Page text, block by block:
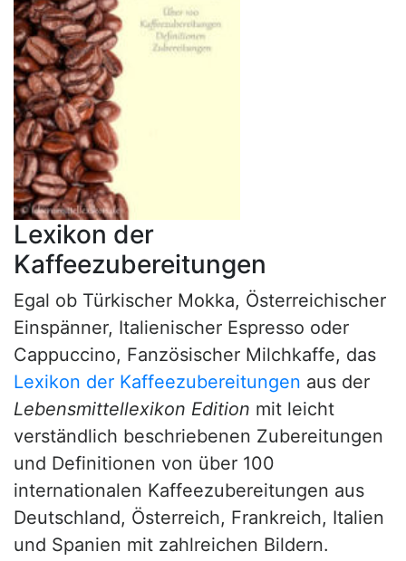
Lexikon der
Kaffeezubereitungen
Egal ob Türkischer Mokka, Österreichischer
Einspänner, Italienischer Espresso oder
Cappuccino, Fanzösischer Milchkaffe, das
Lexikon der Kaffeezubereitungen aus der
Lebensmittellexikon Edition mit leicht
verständlich beschriebenen Zubereitungen
und Definitionen von über 100
internationalen Kaffeezubereitungen aus
Deutschland, Österreich, Frankreich, Italien
und Spanien mit zahlreichen Bildern.